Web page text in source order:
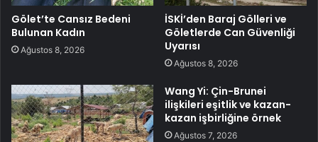
Gölet’te Cansız Bedeni
Bulunan Kadın
Ağustos 8, 2026
İSKİ’den Baraj Gölleri ve
Göletlerde Can Güvenliği
Uyarısı
Ağustos 8, 2026
Wang Yi: Çin-Brunei
ilişkileri eşitlik ve kazan-
kazan işbirliğine örnek
Ağustos 7, 2026